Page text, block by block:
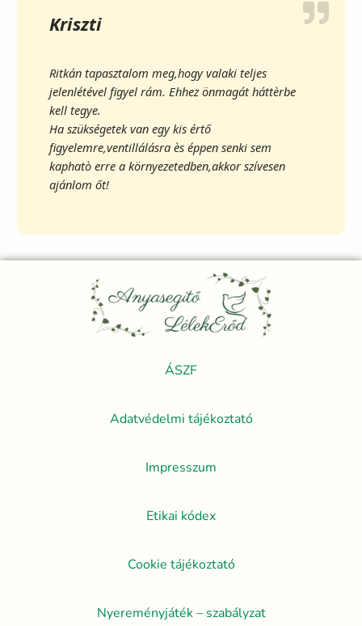
Kriszti
Ritkán tapasztalom meg,hogy valaki teljes
jelenlétével figyel rám. Ehhez önmagát háttèrbe
kell tegye.
Ha szükségetek van egy kis értő
figyelemre,ventillálásra ès éppen senki sem
kaphatò erre a környezetedben,akkor szívesen
ajánlom őt!
ÁSZF
Adatvédelmi tájékoztató
Impresszum
Etikai kódex
Cookie tájékoztató
Nyereményjáték – szabályzat